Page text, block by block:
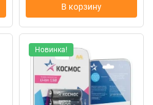
В корзину
Новинка!